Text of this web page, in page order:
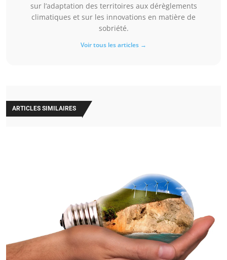
sur l’adaptation des territoires aux dérèglements
climatiques et sur les innovations en matière de
sobriété.
Voir tous les articles →
ARTICLES SIMILAIRES